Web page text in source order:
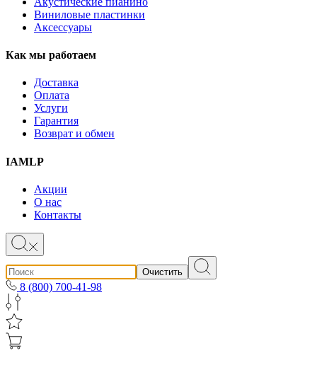
Виниловые пластинки
Аксессуары
Как мы работаем
Доставка
Оплата
Услуги
Гарантия
Возврат и обмен
IAMLP
Акции
О нас
Контакты
Очистить
8 (800) 700-41-98